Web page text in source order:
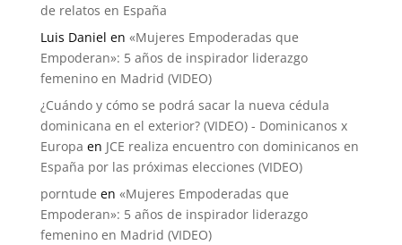
de relatos en España
Luis Daniel en «Mujeres Empoderadas que
Empoderan»: 5 años de inspirador liderazgo
femenino en Madrid (VIDEO)
¿Cuándo y cómo se podrá sacar la nueva cédula
dominicana en el exterior? (VIDEO) - Dominicanos x
Europa en JCE realiza encuentro con dominicanos en
España por las próximas elecciones (VIDEO)
porntude en «Mujeres Empoderadas que
Empoderan»: 5 años de inspirador liderazgo
femenino en Madrid (VIDEO)